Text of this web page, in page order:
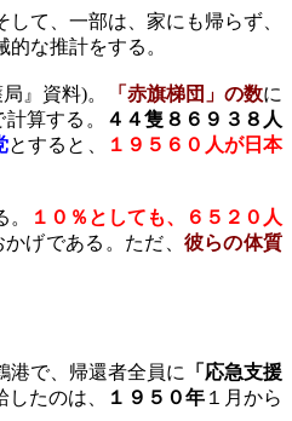
して、一部は、家にも帰らず、
的な推計をする。
局』資料)。 「赤旗梯団」の数に
算する。
４４隻８６９３８人
とすると、
１９５６０人が日本
１０％としても、６５２０人
かげである。ただ、 彼らの体質
港で、帰還者全員に
「応急支援
したのは、 １９５０年１月から